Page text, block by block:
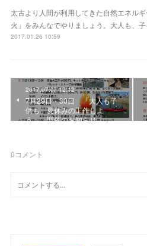
太古より人間が利用してきた自然エネル
火」をみんなでやりましょう。大人も、子
2017.01.26 10:59
2017.07.07 12:12
7月29日・30日 「大人も子
供も 夏休みの工作しよ
う」 開催のお知らせ
0コメント